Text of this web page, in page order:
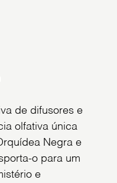
de difusores e
olfativa única
Negra e
o para um
e